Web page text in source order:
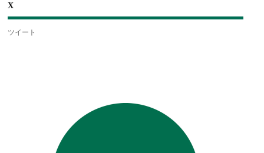
X
ツイート